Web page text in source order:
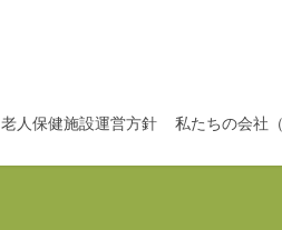
老人保健施設運営方針 私たちの会社